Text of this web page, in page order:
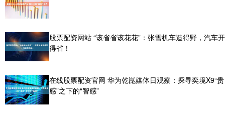
股票配资网站 “该省省该花花”：张雪机车造得野，汽车开
得省！
在线股票配资官网 华为乾崑媒体日观察：探寻奕境X9“贵
感”之下的“智感”